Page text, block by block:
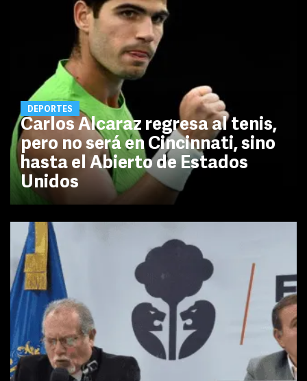
DEPORTES
Carlos Alcaraz regresa al tenis,
pero no será en Cincinnati, sino
hasta el Abierto de Estados
Unidos